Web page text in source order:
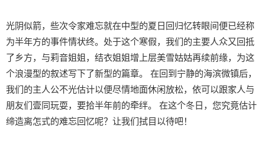
光阴似箭，些次令家难忘就在中型的夏日回归忆转眼间便已经称
为半年方的事件情状终。处于这个寒假，我们的主要人众又回抵
了乡方，与莉音姐姐，结衣姐姐增上层美雪姑姑再续前缘，为这
个浪漫型的叙述写下了新型的篇章。 在回到宁静的海滨微镇后，
我们的主人公不光估计以便尽情地面休闲放松，依可以跟家人与
朋友们壹同玩耍，要拾半年前的牵绊。 在这个冬日，您究竟估计
缔造离怎式的难忘回忆呢？让我们拭目以待吧！